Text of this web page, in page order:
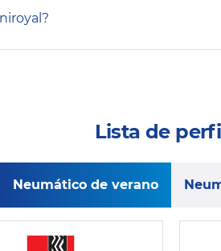
Lista de
Neumático de verano